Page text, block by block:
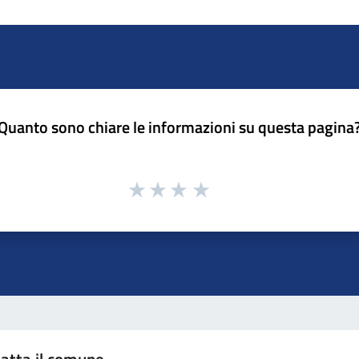
sono chiare le informazioni su questa